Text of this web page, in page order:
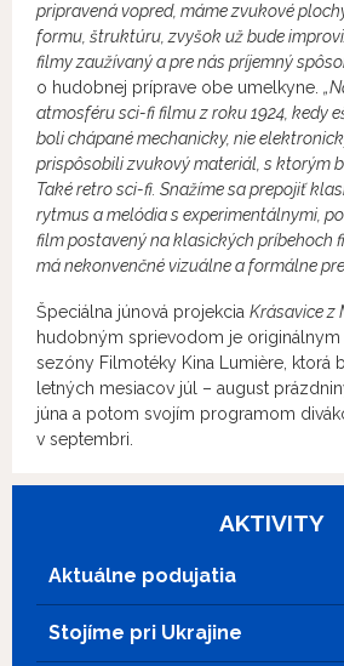
pripravená vopred, máme zvukové
formu, štruktúru, zvyšok už bude
filmy zaužívaný a pre nás príjemný
o hudobnej príprave obe umelkyne.
atmosféru sci-fi filmu z roku 1924, kedy
boli chápané mechanicky, nie
prispôsobili zvukový materiál, s ktorým
Také retro sci-fi. Snažíme sa prepojiť
rytmus a melódia s experimentálnymi,
film postavený na klasických príbehoch
má nekonvenčné vizuálne a formálne
Špeciálna júnová projekcia Krásavice z
hudobným sprievodom je originálnym
sezóny Filmotéky Kina Lumière, ktorá
letných mesiacov júl – august
júna a potom svojím programom
v septembri.
AKTIVITY
Aktuálne podujatia
Stojíme pri Ukrajine